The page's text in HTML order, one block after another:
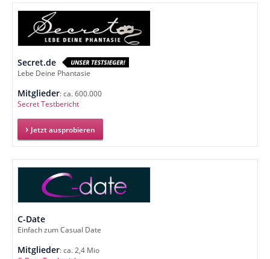
Secret.de
Lebe Deine Phantasie
Mitglieder: ca. 600.000
Secret Testbericht
Jetzt ausprobieren
C-Date
Einfach zum Casual Date
Mitglieder: ca. 2,4 Mio